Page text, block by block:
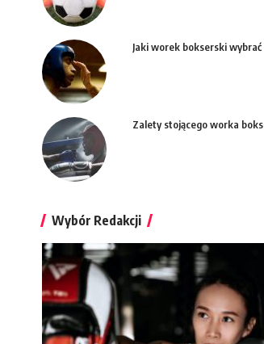
Jaki worek bokserski
Zalety stojącego worka
Wybór Redakcji